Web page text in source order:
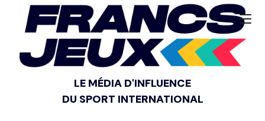
LE MÉDIA D'INFLUENCE
DU SPORT INTERNATIONAL